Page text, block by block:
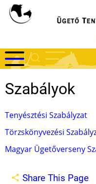
Ugrás
Szabályok
Tenyésztési Szabályzat
Törzskönyvezési
Magyar Ügetőverseny
Share This Page